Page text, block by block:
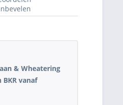
& Wheatering
vanaf